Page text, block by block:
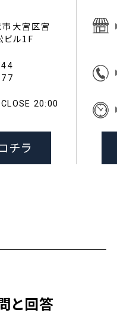
大宮区宮
ル1F
20:00
チラ
と回答